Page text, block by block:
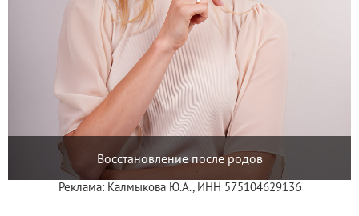
Восстановление после родов
Реклама: Калмыкова Ю.А., ИНН 575104629136